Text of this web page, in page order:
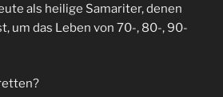
als heilige Samariter, denen
um das Leben von 70-, 80-, 90-